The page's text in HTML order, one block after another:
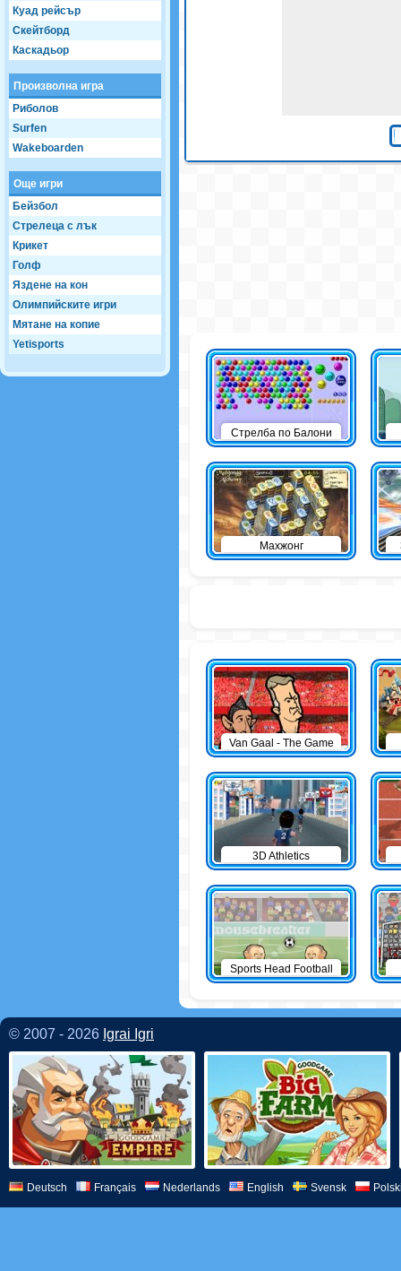
Куад рейсър
Скейтборд
Каскадьор
Произволна игра
Риболов
Surfen
Wakeboarden
Още игри
Бейзбол
Стрелеца с лък
Крикет
Голф
Яздене на кон
Олимпийските игри
Мятане на копие
Yetisports
Стрелба по Балони
Махжонг
Van Gaal - The Game
3D Athletics
Sports Head Football
© 2007 - 2026 Igrai Igri
Deutsch Français Nederlands English Svensk